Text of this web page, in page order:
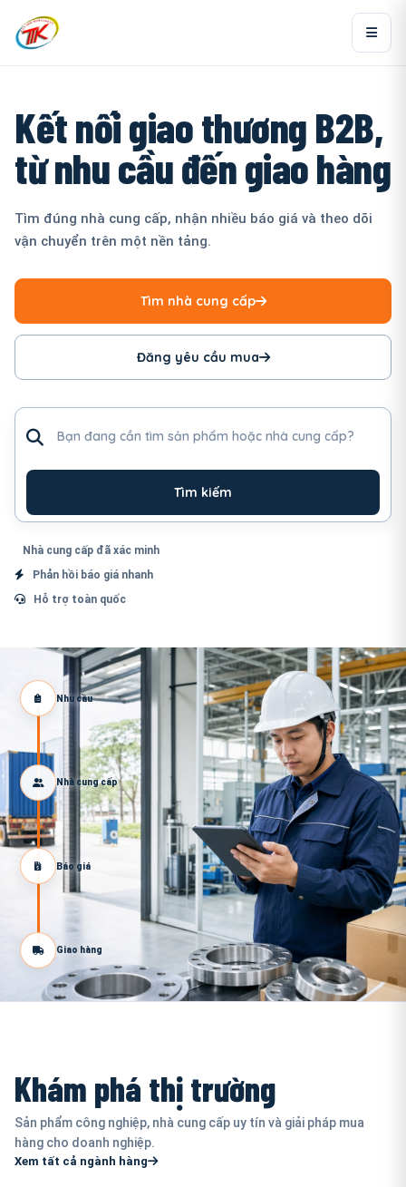
Kết nối giao thương B2B,
từ nhu cầu đến giao hàng
Tìm đúng nhà cung cấp, nhận nhiều báo giá và theo dõi
vận chuyển trên một nền tảng.
Tìm nhà cung cấp
Đăng yêu cầu mua
Tìm kiếm
Nhà cung cấp đã xác minh
Phản hồi báo giá nhanh
Hỗ trợ toàn quốc
Nhu cầu
Nhà cung cấp
Báo giá
Giao hàng
Khám phá thị trường
Sản phẩm công nghiệp, nhà cung cấp uy tín và giải pháp mua
hàng cho doanh nghiệp.
Xem tất cả ngành hàng